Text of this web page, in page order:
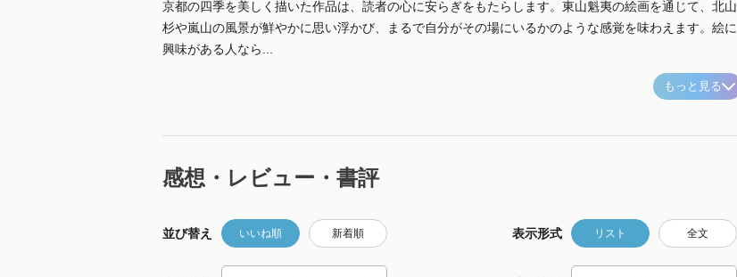
京都の四季を美しく描いた作品は、読者の心に安らぎをもたらします。東山魁夷の絵画を通じて、北山
杉や嵐山の風景が鮮やかに思い浮かび、まるで自分がその場にいるかのような感覚を味わえます。絵に
興味がある人なら...
もっと見る
感想・レビュー・書評
並び替え いいね順 新着順 表示形式 リスト 全文